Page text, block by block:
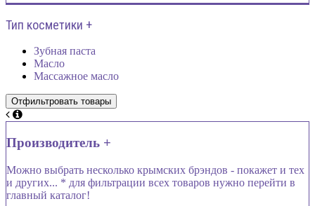
Тип косметики +
Зубная паста
Масло
Массажное масло
Производитель +
Можно выбрать несколько крымских брэндов - покажет и тех
и других... * для фильтрации всех товаров нужно перейти в
главный каталог!